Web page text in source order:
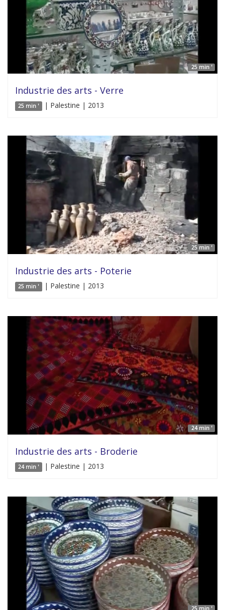
25 min '
Industrie des arts - Verre
25 min ' | Palestine | 2013
25 min '
Industrie des arts - Poterie
25 min ' | Palestine | 2013
24 min '
Industrie des arts - Broderie
24 min ' | Palestine | 2013
25 min '